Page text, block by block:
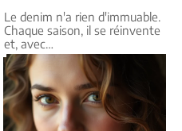
Le denim n'a rien d'immuable.
Chaque saison, il se réinvente
et, avec…